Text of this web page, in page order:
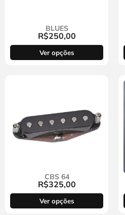
BLUES
R$250,00
Ver opções
CBS 64
R$325,00
Ver opções